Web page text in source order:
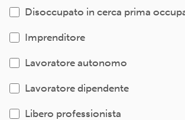
Disoccupato in cerca prima
Imprenditore
Lavoratore autonomo
Lavoratore dipendente
Libero professionista